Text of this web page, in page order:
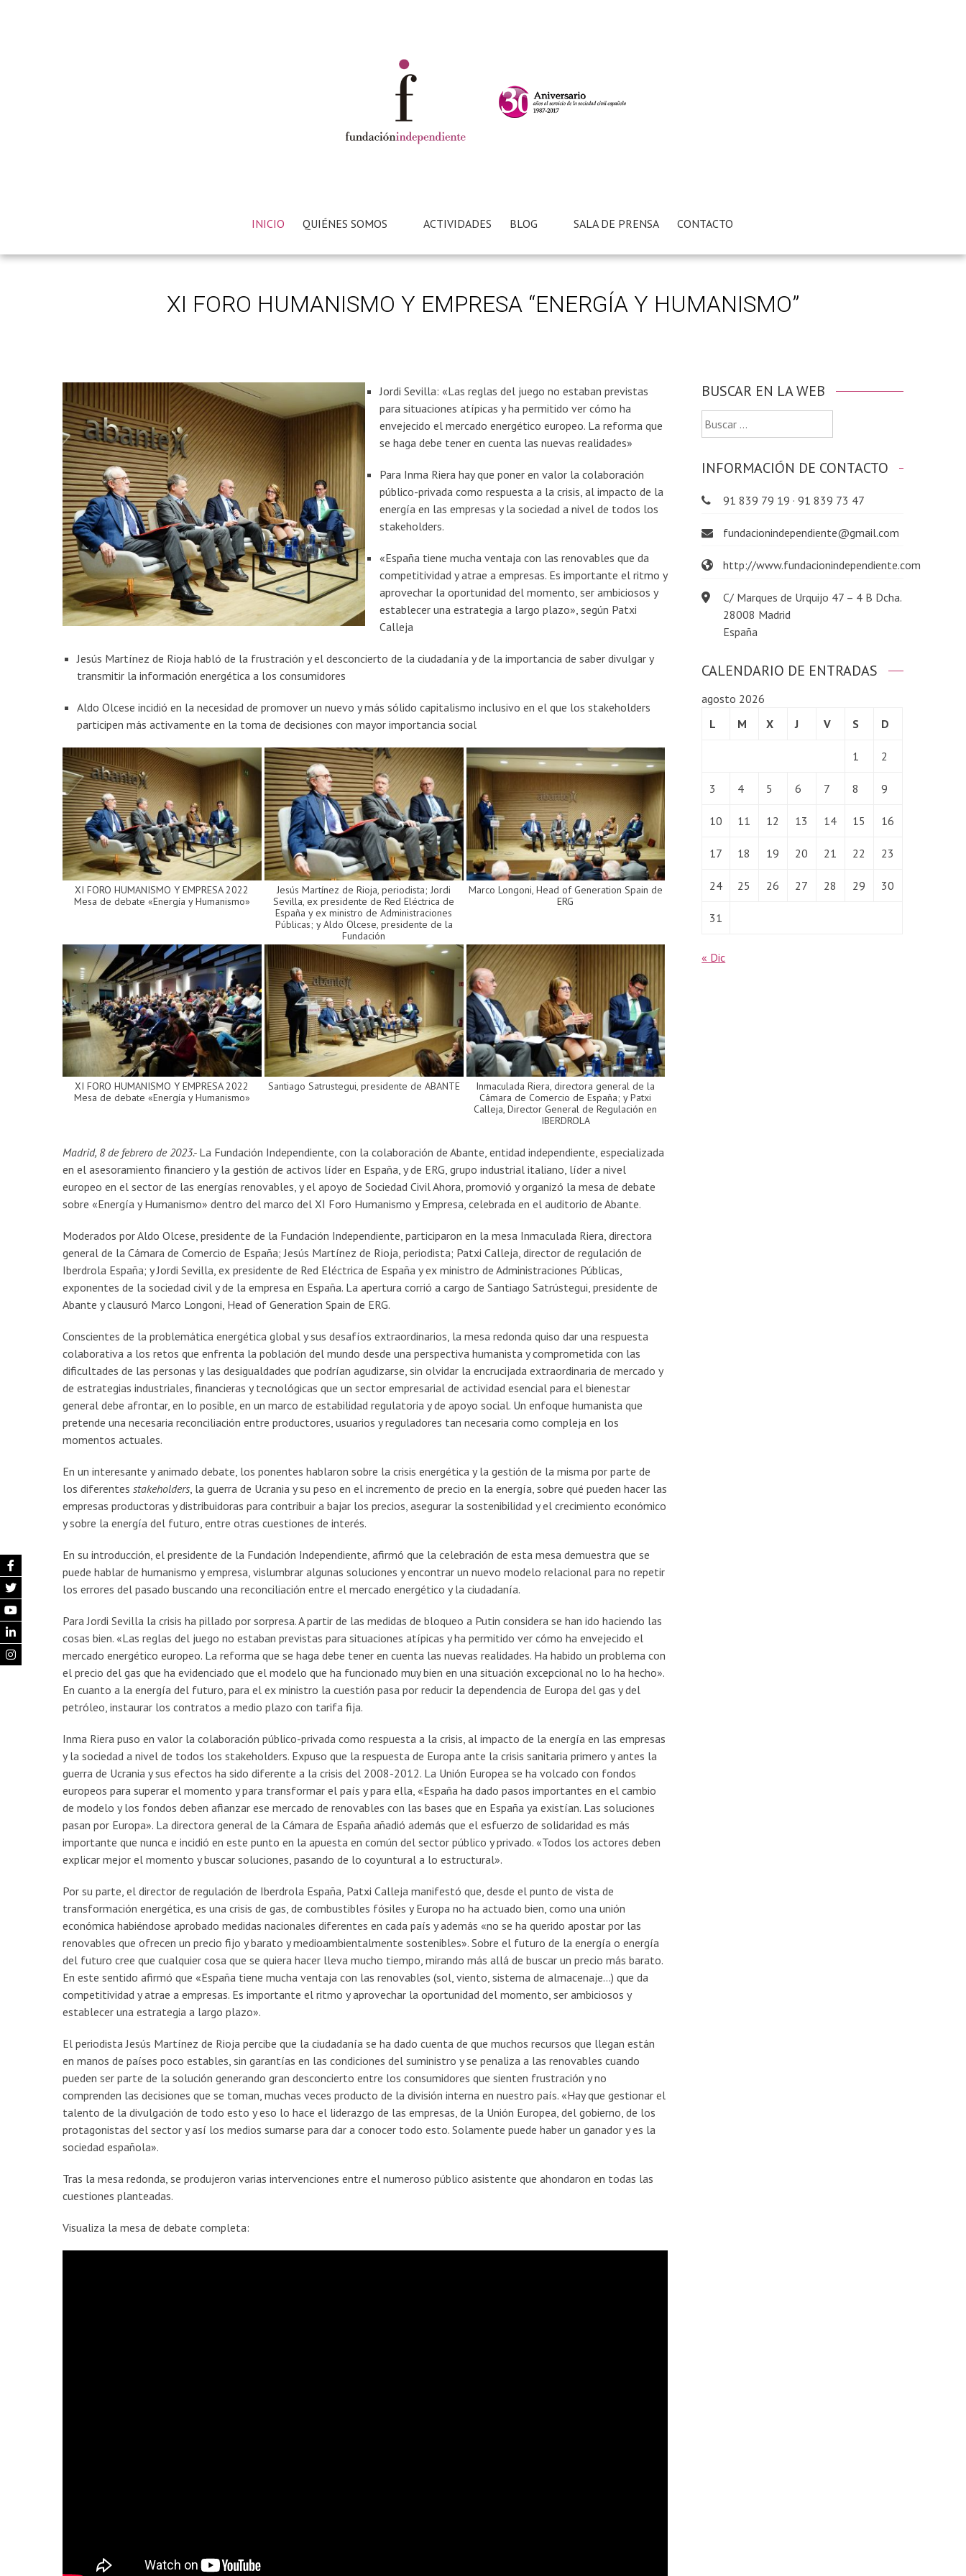
INICIO QUIÉNES SOMOS ACTIVIDADES BLOG SALA DE PRENSA CONTACTO
XI FORO HUMANISMO Y EMPRESA “ENERGÍA Y HUMANISMO”
Jordi Sevilla: «Las reglas del juego no estaban previstas
para situaciones atípicas y ha permitido ver cómo ha
envejecido el mercado energético europeo. La reforma que
se haga debe tener en cuenta las nuevas realidades»
Para Inma Riera hay que poner en valor la colaboración
público-privada como respuesta a la crisis, al impacto de la
energía en las empresas y la sociedad a nivel de todos los
stakeholders.
«España tiene mucha ventaja con las renovables que da
competitividad y atrae a empresas. Es importante el ritmo y
aprovechar la oportunidad del momento, ser ambiciosos y
establecer una estrategia a largo plazo», según Patxi
Calleja
Jesús Martínez de Rioja habló de la frustración y el desconcierto de la ciudadanía y de la importancia de saber divulgar y
transmitir la información energética a los consumidores
Aldo Olcese incidió en la necesidad de promover un nuevo y más sólido capitalismo inclusivo en el que los stakeholders
participen más activamente en la toma de decisiones con mayor importancia social
XI FORO HUMANISMO Y EMPRESA 2022
Mesa de debate «Energía y Humanismo»
Jesús Martínez de Rioja, periodista; Jordi
Sevilla, ex presidente de Red Eléctrica de
España y ex ministro de Administraciones
Públicas; y Aldo Olcese, presidente de la
Fundación
Marco Longoni, Head of Generation Spain de
ERG
XI FORO HUMANISMO Y EMPRESA 2022
Mesa de debate «Energía y Humanismo»
Santiago Satrustegui, presidente de ABANTE
Inmaculada Riera, directora general de la
Cámara de Comercio de España; y Patxi
Calleja, Director General de Regulación en
IBERDROLA
Madrid, 8 de febrero de 2023.- La Fundación Independiente, con la colaboración de Abante, entidad independiente, especializada
en el asesoramiento financiero y la gestión de activos líder en España, y de ERG, grupo industrial italiano, líder a nivel
europeo en el sector de las energías renovables, y el apoyo de Sociedad Civil Ahora, promovió y organizó la mesa de debate
sobre «Energía y Humanismo» dentro del marco del XI Foro Humanismo y Empresa, celebrada en el auditorio de Abante.
Moderados por Aldo Olcese, presidente de la Fundación Independiente, participaron en la mesa Inmaculada Riera, directora
general de la Cámara de Comercio de España; Jesús Martínez de Rioja, periodista; Patxi Calleja, director de regulación de
Iberdrola España; y Jordi Sevilla, ex presidente de Red Eléctrica de España y ex ministro de Administraciones Públicas,
exponentes de la sociedad civil y de la empresa en España. La apertura corrió a cargo de Santiago Satrústegui, presidente de
Abante y clausuró Marco Longoni, Head of Generation Spain de ERG.
Conscientes de la problemática energética global y sus desafíos extraordinarios, la mesa redonda quiso dar una respuesta
colaborativa a los retos que enfrenta la población del mundo desde una perspectiva humanista y comprometida con las
dificultades de las personas y las desigualdades que podrían agudizarse, sin olvidar la encrucijada extraordinaria de mercado y
de estrategias industriales, financieras y tecnológicas que un sector empresarial de actividad esencial para el bienestar
general debe afrontar, en lo posible, en un marco de estabilidad regulatoria y de apoyo social. Un enfoque humanista que
pretende una necesaria reconciliación entre productores, usuarios y reguladores tan necesaria como compleja en los
momentos actuales.
En un interesante y animado debate, los ponentes hablaron sobre la crisis energética y la gestión de la misma por parte de
los diferentes stakeholders, la guerra de Ucrania y su peso en el incremento de precio en la energía, sobre qué pueden hacer las
empresas productoras y distribuidoras para contribuir a bajar los precios, asegurar la sostenibilidad y el crecimiento económico
y sobre la energía del futuro, entre otras cuestiones de interés.
En su introducción, el presidente de la Fundación Independiente, afirmó que la celebración de esta mesa demuestra que se
puede hablar de humanismo y empresa, vislumbrar algunas soluciones y encontrar un nuevo modelo relacional para no repetir
los errores del pasado buscando una reconciliación entre el mercado energético y la ciudadanía.
Para Jordi Sevilla la crisis ha pillado por sorpresa. A partir de las medidas de bloqueo a Putin considera se han ido haciendo las
cosas bien. «Las reglas del juego no estaban previstas para situaciones atípicas y ha permitido ver cómo ha envejecido el
mercado energético europeo. La reforma que se haga debe tener en cuenta las nuevas realidades. Ha habido un problema con
el precio del gas que ha evidenciado que el modelo que ha funcionado muy bien en una situación excepcional no lo ha hecho».
En cuanto a la energía del futuro, para el ex ministro la cuestión pasa por reducir la dependencia de Europa del gas y del
petróleo, instaurar los contratos a medio plazo con tarifa fija.
Inma Riera puso en valor la colaboración público-privada como respuesta a la crisis, al impacto de la energía en las empresas
y la sociedad a nivel de todos los stakeholders. Expuso que la respuesta de Europa ante la crisis sanitaria primero y antes la
guerra de Ucrania y sus efectos ha sido diferente a la crisis del 2008-2012. La Unión Europea se ha volcado con fondos
europeos para superar el momento y para transformar el país y para ella, «España ha dado pasos importantes en el cambio
de modelo y los fondos deben afianzar ese mercado de renovables con las bases que en España ya existían. Las soluciones
pasan por Europa». La directora general de la Cámara de España añadió además que el esfuerzo de solidaridad es más
importante que nunca e incidió en este punto en la apuesta en común del sector público y privado. «Todos los actores deben
explicar mejor el momento y buscar soluciones, pasando de lo coyuntural a lo estructural».
Por su parte, el director de regulación de Iberdrola España, Patxi Calleja manifestó que, desde el punto de vista de
transformación energética, es una crisis de gas, de combustibles fósiles y Europa no ha actuado bien, como una unión
económica habiéndose aprobado medidas nacionales diferentes en cada país y además «no se ha querido apostar por las
renovables que ofrecen un precio fijo y barato y medioambientalmente sostenibles». Sobre el futuro de la energía o energía
del futuro cree que cualquier cosa que se quiera hacer lleva mucho tiempo, mirando más allá de buscar un precio más barato.
En este sentido afirmó que «España tiene mucha ventaja con las renovables (sol, viento, sistema de almacenaje…) que da
competitividad y atrae a empresas. Es importante el ritmo y aprovechar la oportunidad del momento, ser ambiciosos y
establecer una estrategia a largo plazo».
El periodista Jesús Martínez de Rioja percibe que la ciudadanía se ha dado cuenta de que muchos recursos que llegan están
en manos de países poco estables, sin garantías en las condiciones del suministro y se penaliza a las renovables cuando
pueden ser parte de la solución generando gran desconcierto entre los consumidores que sienten frustración y no
comprenden las decisiones que se toman, muchas veces producto de la división interna en nuestro país. «Hay que gestionar el
talento de la divulgación de todo esto y eso lo hace el liderazgo de las empresas, de la Unión Europea, del gobierno, de los
protagonistas del sector y así los medios sumarse para dar a conocer todo esto. Solamente puede haber un ganador y es la
sociedad española».
Tras la mesa redonda, se produjeron varias intervenciones entre el numeroso público asistente que ahondaron en todas las
cuestiones planteadas.
Visualiza la mesa de debate completa:
BUSCAR EN LA WEB
Buscar:
INFORMACIÓN DE CONTACTO
91 839 79 19 · 91 839 73 47
fundacionindependiente@gmail.com
http://www.fundacionindependiente.com
C/ Marques de Urquijo 47 – 4 B Dcha.
28008 Madrid
España
CALENDARIO DE ENTRADAS
agosto 2026
L
M X J V S D
1 2
3 4 5 6 7 8 9
10 11 12 13 14 15 16
17 18 19 20 21 22 23
24 25 26 27 28 29 30
31
« Dic